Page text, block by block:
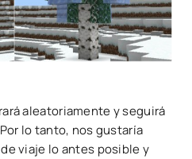
aleatoriamente y seguirá
lo tanto, nos gustaría
viaje lo antes posible y